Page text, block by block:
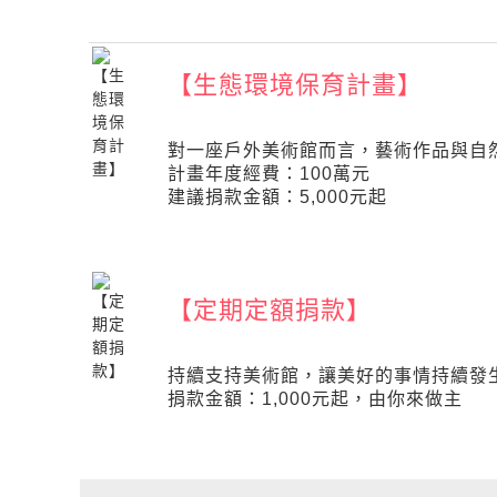
【定期定額捐款】
持續支持美術館，讓美好的事情持續發
捐款金額：1,000元起，由你來做主
【生態環境保育計畫】
對一座戶外美術館而言，藝術作品與自
計畫年度經費：100萬元
建議捐款金額：5,000元起